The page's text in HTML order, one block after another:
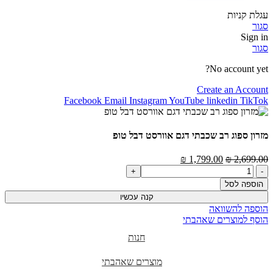
עגלת קניות
סגור
Sign in
סגור
No account yet?
Create an Account
Facebook Email InstagramYouTube linkedin TikTok
מזרון ספוג רב שכבתי דגם אוורסט דבל טופ
2,699.00
₪
1,799.00
₪
הוספה לסל
קנה עכשיו
הוספה להשוואה
הוסף למוצרים שאהבתי
חנות
מוצרים שאהבתי